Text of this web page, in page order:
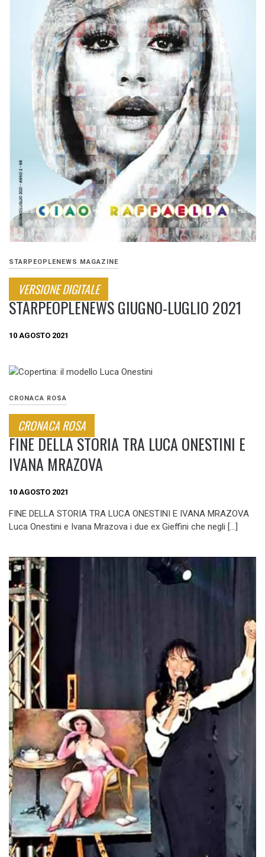
STARPEOPLENEWS MAGAZINE
VERSIONE DIGITALE
STARPEOPLENEWS GIUGNO-LUGLIO 2021
10 AGOSTO 2021
CRONACA ROSA
CRONACA ROSA
FINE DELLA STORIA TRA LUCA ONESTINI E
IVANA MRAZOVA
10 AGOSTO 2021
FINE DELLA STORIA TRA LUCA ONESTINI E IVANA MRAZOVA
Luca Onestini e Ivana Mrazova i due ex Gieffini che negli […]